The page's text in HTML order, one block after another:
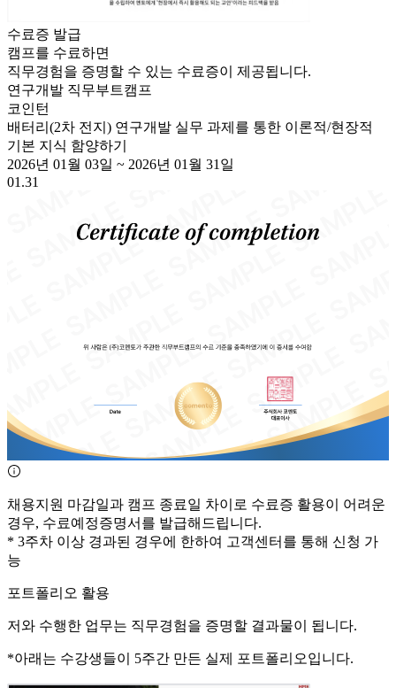
수료증 발급
캠프를 수료하면
직무경험을 증명할 수 있는 수료증이 제공됩니다.
연구개발 직무부트캠프
코인턴
배터리(2차 전지) 연구개발 실무 과제를 통한 이론적/현장적
기본 지식 함양하기
2026년 01월 03일 ~ 2026년 01월 31일
01.31
채용지원 마감일과 캠프 종료일 차이로 수료증 활용이 어려운
경우, 수료예정증명서를 발급해드립니다.
* 3주차 이상 경과된 경우에 한하여 고객센터를 통해 신청 가
능
포트폴리오 활용
저와 수행한 업무는 직무경험을 증명할 결과물이 됩니다.
*아래는 수강생들이 5주간 만든 실제 포트폴리오입니다.